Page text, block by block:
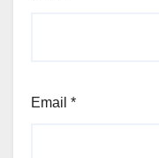
Email *